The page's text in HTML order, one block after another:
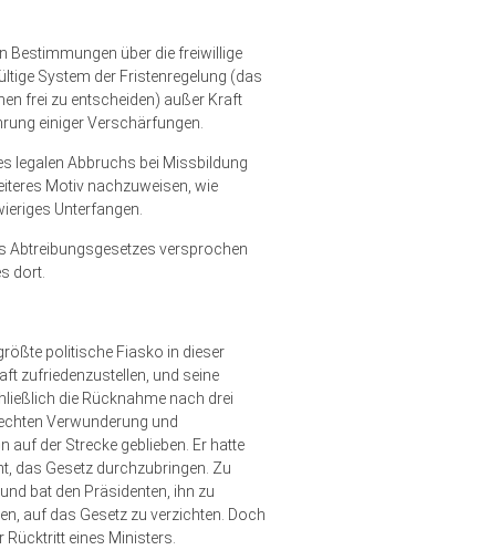
Bestimmungen über die freiwillige
System der Fristenregelung (das
frei zu entscheiden) außer Kraft
einiger Verschärfungen.
legalen Abbruchs bei Missbildung
Motiv nachzuweisen, wie
Unterfangen.
Abtreibungsgesetzes versprochen
dort.
politische Fiasko in dieser
zufriedenzustellen, und seine
die Rücknahme nach drei
Verwunderung und
auf der Strecke geblieben. Er hatte
das Gesetz durchzubringen. Zu
bat den Präsidenten, ihn zu
auf das Gesetz zu verzichten. Doch
Rücktritt eines Ministers.